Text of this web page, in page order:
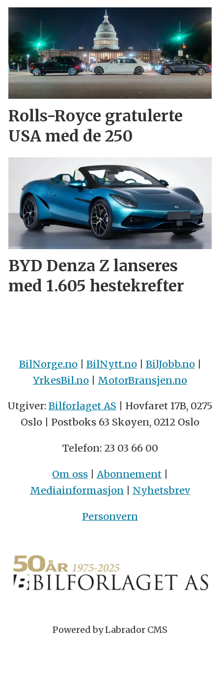
Rolls-Royce gratulerte
USA med de 250
BYD Denza Z lanseres
med 1.605 hestekrefter
BilNorge.no| BilNytt.no| BilJobb.no|
YrkesBil.no | MotorBransjen.no
Utgiver: Bilforlaget AS | Hovfaret 17B, 0275
Oslo | Postboks 63 Skøyen, 0212 Oslo
Telefon: 23 03 66 00
Om oss Abonnement
Mediainformasjon
Nyhetsbrev
Personvern
Powered by Labrador CMS